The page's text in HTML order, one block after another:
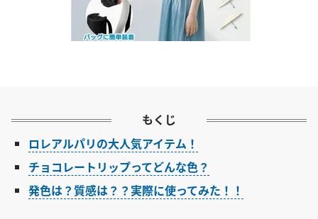
もくじ
ロレアルパリの大人気アイテム！
チョコレートリップってどんな色？
発色は？質感は？？実際に使ってみた！！